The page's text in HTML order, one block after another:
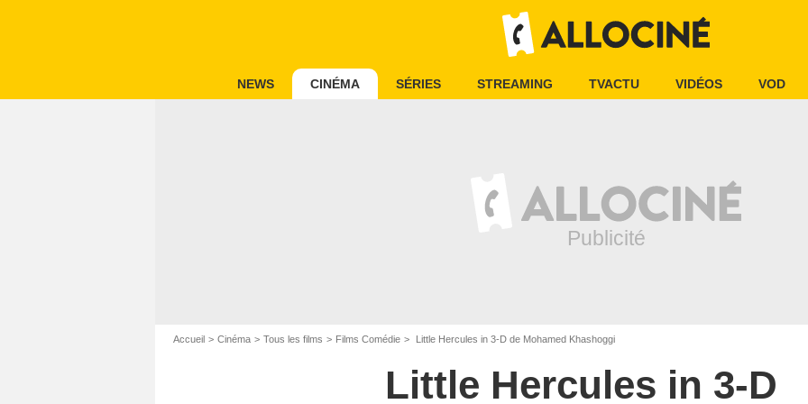
NEWS CINÉMA SÉRIES STREAMING TVACTU VIDÉOS VOD
Accueil Cinéma Tous les films Films Comédie Little Hercules in 3-D de Mohamed Khashoggi
Little Hercules in 3-D